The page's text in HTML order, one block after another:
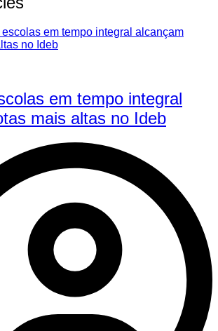
em tempo integral
mais altas no Ideb